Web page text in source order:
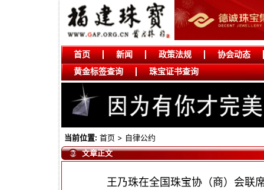
首页 新闻 政策法规
协会动态
黄金标签查询
珠宝证书查询
当前位置: 首页 > 自律公约
文章正文
王乃珠在全国珠宝协（商）会联